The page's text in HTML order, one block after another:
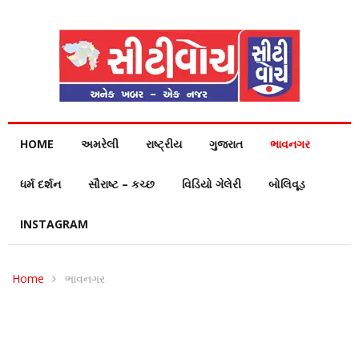
HOME અમરેલી રાષ્ટ્રીય ગુજરાત ભાવનગર
ધર્મ દર્શન સૌરાષ્ટ – કચ્છ વિડિયો ગેલેરી બોલિવૂડ
INSTAGRAM
Home ભાવનગર